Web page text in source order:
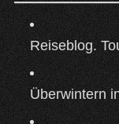
Reiseblog.
Überwintern